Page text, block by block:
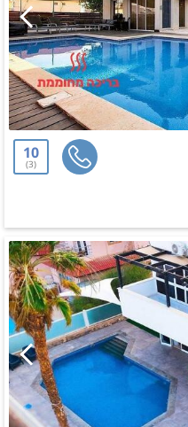
10
3